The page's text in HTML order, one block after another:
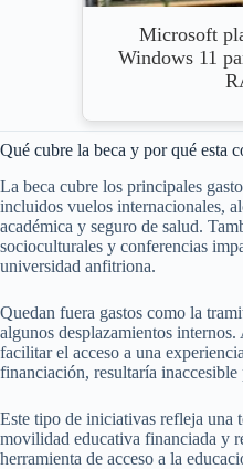
Microsoft
Windows 11
Qué cubre la beca y por qué esta
La beca cubre los principales
incluidos vuelos internacionales,
académica y seguro de salud.
socioculturales y conferencias
universidad anfitriona.
Quedan fuera gastos como la
algunos desplazamientos
facilitar el acceso a una
financiación, resultaría inaccesible
Este tipo de iniciativas refleja una
movilidad educativa financiada y
herramienta de acceso a la